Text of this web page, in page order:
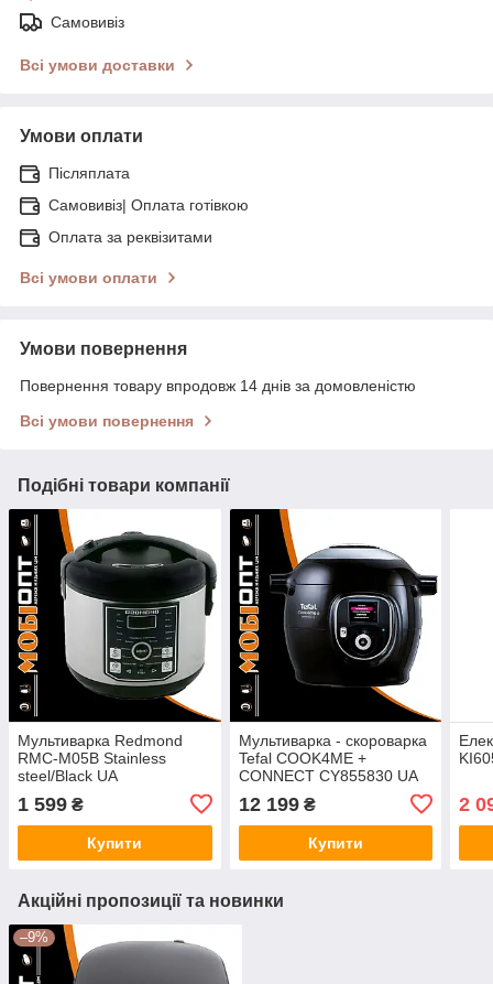
Самовивіз
Всі умови доставки
Умови оплати
Післяплата
Самовивіз| Оплата готівкою
Оплата за реквізитами
Всі умови оплати
Умови повернення
Повернення товару впродовж 14 днів за домовленістю
Всі умови повернення
Подібні товари компанії
Мультиварка Redmond
RMC-M05B Stainless
steel/Black UA
1 599 ₴
Купити
Мультиварка - скороварка
Tefal COOK4ME +
CONNECT CY855830 UA
12 199₴
Купити
2
Акційні пропозиції та новинки
–9%